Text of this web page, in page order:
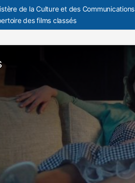
de la Culture et des Communications
des films classés